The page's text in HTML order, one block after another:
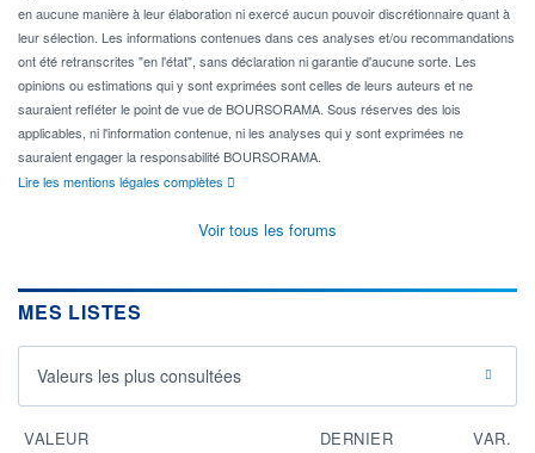
en aucune manière à leur élaboration ni exercé aucun pouvoir discrétionnaire quant à
leur sélection. Les informations contenues dans ces analyses et/ou recommandations
ont été retranscrites "en l'état", sans déclaration ni garantie d'aucune sorte. Les
opinions ou estimations qui y sont exprimées sont celles de leurs auteurs et ne
sauraient refléter le point de vue de BOURSORAMA. Sous réserves des lois
applicables, ni l'information contenue, ni les analyses qui y sont exprimées ne
sauraient engager la responsabilité BOURSORAMA.
Lire les mentions légales complètes
Voir tous les forums
MES LISTES
Valeurs les plus consultées
VALEUR DERNIER VAR.